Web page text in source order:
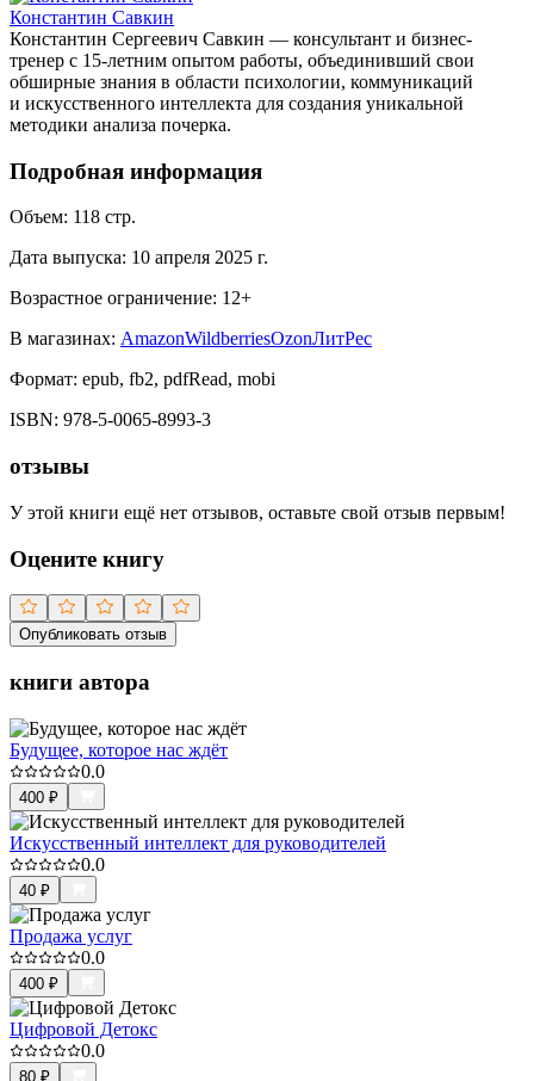
Константин Савкин
Константин Сергеевич Савкин — консультант и бизнес-
тренер с 15-летним опытом работы, объединивший свои
обширные знания в области психологии, коммуникаций
и искусственного интеллекта для создания уникальной
методики анализа почерка.
Подробная информация
Объем: 118 стр.
Дата выпуска: 10 апреля 2025 г.
Возрастное ограничение: 12+
В магазинах: AmazonWildberriesOzonЛитРес
Формат: epub, fb2, pdfRead, mobi
ISBN: 978-5-0065-8993-3
отзывы
У этой книги ещё нет отзывов, оставьте свой отзыв первым!
Оцените книгу
Опубликовать отзыв
книги автора
Будущее, которое нас ждёт
0.0
400 ₽
Искусственный интеллект для руководителей
0.0
40 ₽
Продажа услуг
0.0
400 ₽
Цифровой Детокс
0.0
80 ₽